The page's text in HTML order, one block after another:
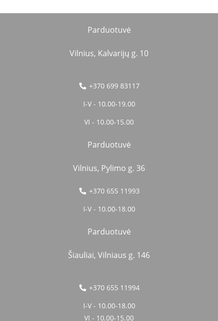
Parduotuvė
Vilnius, Kalvarijų g. 10
+370 699 83117
I-V - 10.00-19.00
VI - 10.00-15.00
Parduotuvė
Vilnius, Pylimo g. 36
+370 655 11993
I-V - 10.00-18.00
Parduotuvė
Šiauliai, Vilniaus g. 146
+370 655 11994
I-V - 10.00-18.00
VI - 10.00-15.00